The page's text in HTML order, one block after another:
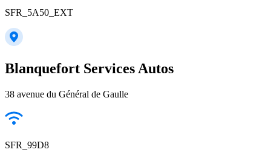
SFR_5A50_EXT
Blanquefort Services Autos
38 avenue du Général de Gaulle
SFR_99D8